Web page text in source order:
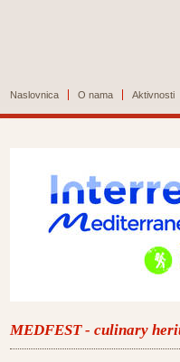
Naslovnica O nama Aktivnosti
MEDFEST - culinary